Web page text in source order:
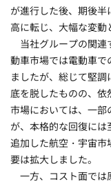
が進行した後、期後
高に転じ、大幅な変動
当社グループの関連
動車市場では電動車で
ましたが、総じて堅
底を脱したものの、
市場においては、一部
が、本格的な回復に
追加した航空・宇宙市
要は拡大しました。
一方、コスト面では